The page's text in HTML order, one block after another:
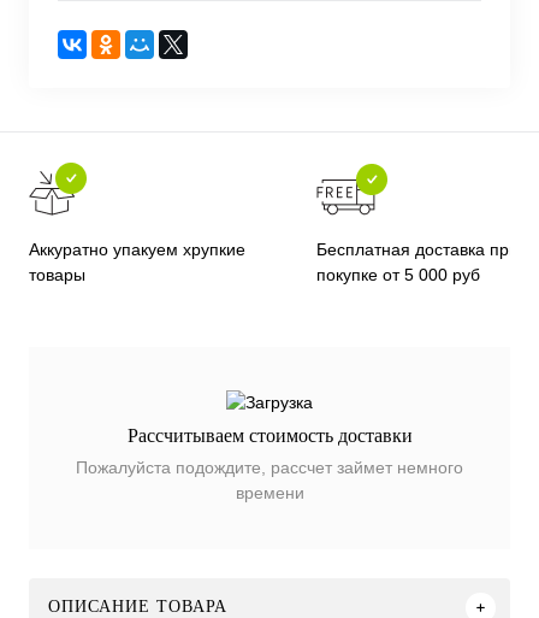
Аккуратно упакуем хрупкие
товары
Бесплатная доставка при
покупке от 5 000 руб
Рассчитываем стоимость доставки
Пожалуйста подождите, рассчет займет немного
времени
ОПИСАНИЕ ТОВАРА